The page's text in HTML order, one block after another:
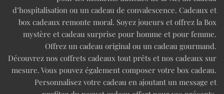
d’hospitalisation ou un cadeau de convalescence. Cadeaux et
box cadeaux remonte moral. Soyez joueurs et offrez la Box
mystère et cadeau surprise pour homme et pour femme.
Offrez un cadeau original ou un cadeau gourmand.
Découvrez nos coffrets cadeaux tout prêts et nos cadeaux sur
mesure. Vous pouvez également composer votre box cadeau.
Personnalisez votre cadeau en ajoutant un message et